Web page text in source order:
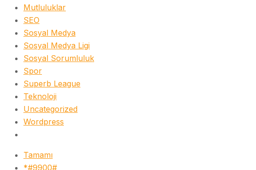
Mutluluklar
SEO
Sosyal Medya
Sosyal Medya Ligi
Sosyal Sorumluluk
Spor
Superb League
Teknoloji
Uncategorized
Wordpress
Tamamı
*#9900#